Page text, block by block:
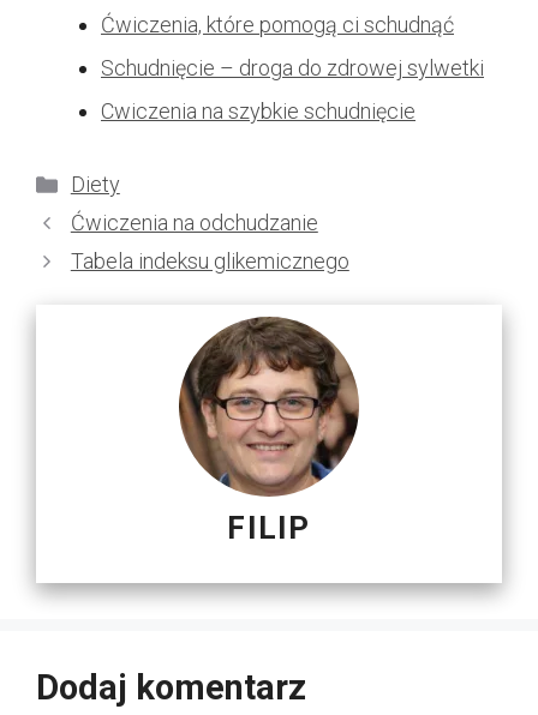
Ćwiczenia, które pomogą ci schudnąć
Schudnięcie – droga do zdrowej sylwetki
Cwiczenia na szybkie schudnięcie
Kategorie
Diety
Ćwiczenia na odchudzanie
Tabela indeksu glikemicznego
FILIP
Dodaj komentarz